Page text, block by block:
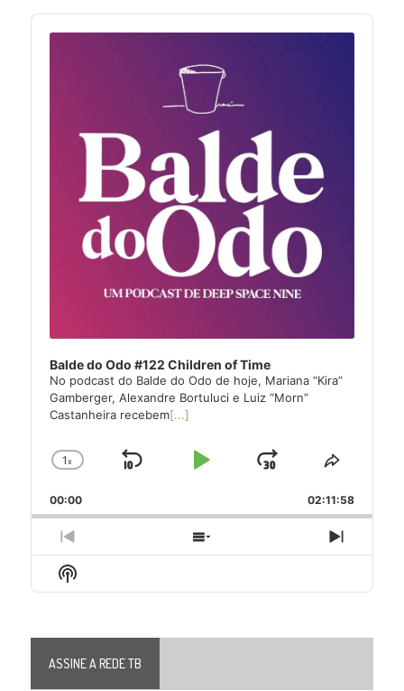
Audio
Player
Balde do Odo #122 Children of Time
No podcast do Balde do Odo de hoje, Mariana “Kira”
Gamberger, Alexandre Bortuluci e Luiz “Morn”
Castanheira recebem[...]
Change
Rate
1x
Skip
Play
Jump
Forward
Share
Episode
00:00 02:11:58
Previous
Episode
Show
Episodes
Next
Episode
Show
Podcast
ASSINE A REDE TB